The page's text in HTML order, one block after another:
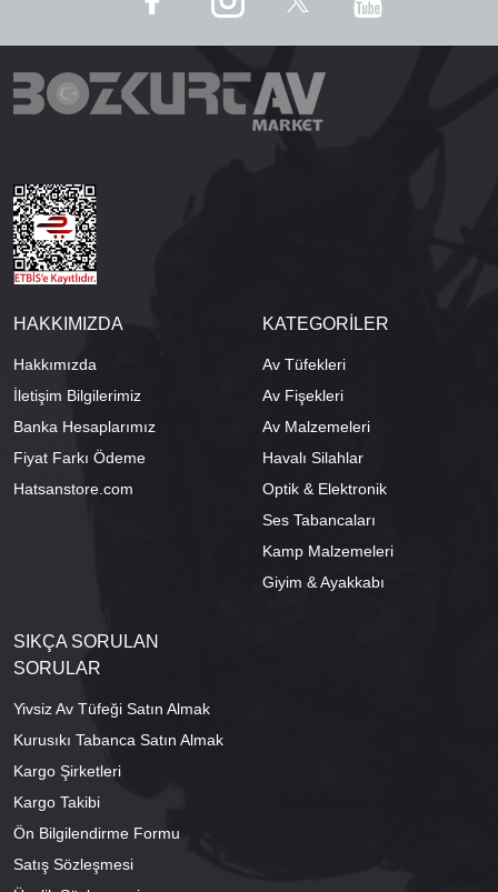
HAKKIMIZDA
Hakkımızda
İletişim Bilgilerimiz
Banka Hesaplarımız
Fiyat Farkı Ödeme
Hatsanstore.com
KATEGORİLER
Av Tüfekleri
Av Fişekleri
Av Malzemeleri
Havalı Silahlar
Optik & Elektronik
Ses Tabancaları
Kamp Malzemeleri
Giyim & Ayakkabı
SIKÇA SORULAN
SORULAR
Yivsiz Av Tüfeği Satın Almak
Kurusıkı Tabanca Satın Almak
Kargo Şirketleri
Kargo Takibi
Ön Bilgilendirme Formu
Satış Sözleşmesi